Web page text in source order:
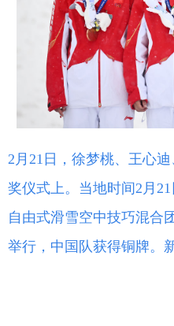
2月21日，徐梦桃、王心
奖仪式上。当地时间2月
自由式滑雪空中技巧混合
举行，中国队获得铜牌。